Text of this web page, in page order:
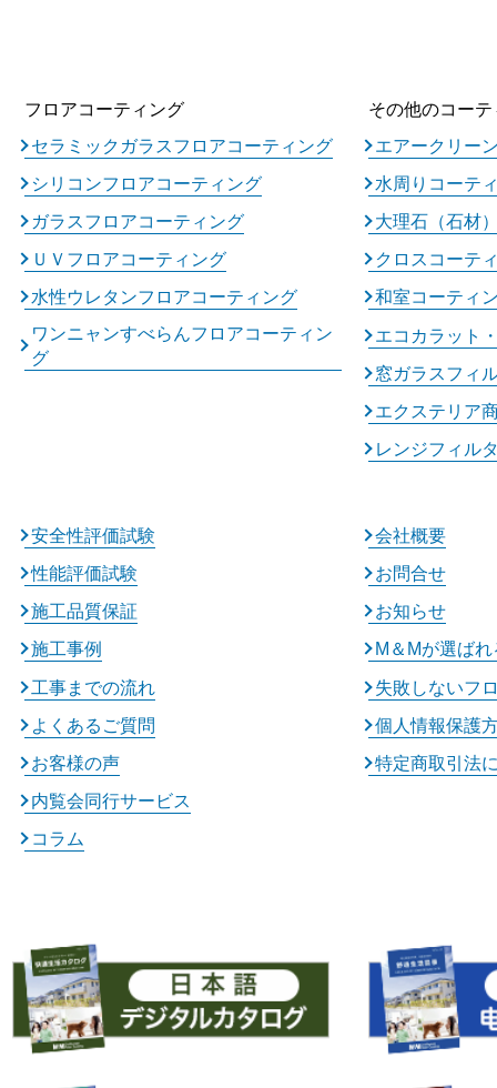
フロアコーティング
セラミックガラスフロアコーティング
シリコンフロアコーティング
ガラスフロアコーティング
ＵＶフロアコーティング
水性ウレタンフロアコーティング
ワンニャンすべらんフロアコーティン
グ
その他のコー
エアークリー
水周りコーテ
大理石（石材
クロスコーテ
和室コーティ
エコカラット
窓ガラスフィ
エクステリア
レンジフィル
安全性評価試験
性能評価試験
施工品質保証
施工事例
工事までの流れ
よくあるご質問
お客様の声
内覧会同行サービス
コラム
会社概要
お問合せ
お知らせ
M＆Mが選ば
失敗しないフ
個人情報保護
特定商取引法